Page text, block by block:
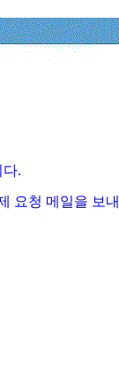
.
요청 메일을 보내